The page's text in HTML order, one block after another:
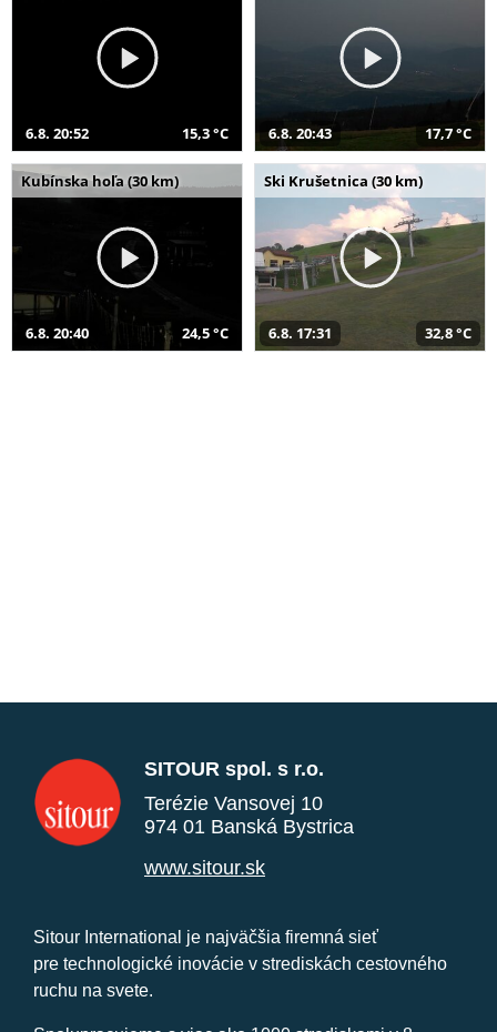
6.8. 20:52 15,3 °C 6.8. 20:43 17,7 °C
Kubínska hoľa (30 km)
6.8. 20:40 24,5 °C
Ski Krušetnica (30 km)
6.8. 17:31 32,8 °C
SITOUR spol. s r.o.
Terézie Vansovej 10
974 01 Banská Bystrica
www.sitour.sk
Sitour International je najväčšia firemná sieť
pre technologické inovácie v strediskách cestovného
ruchu na svete.